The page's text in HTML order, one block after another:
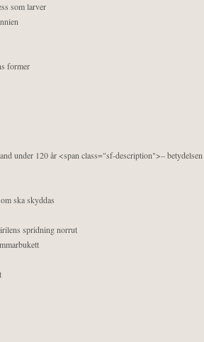
som larver
former
under 120 år <span class="sf-description">–
ska skyddas
spridning norrut